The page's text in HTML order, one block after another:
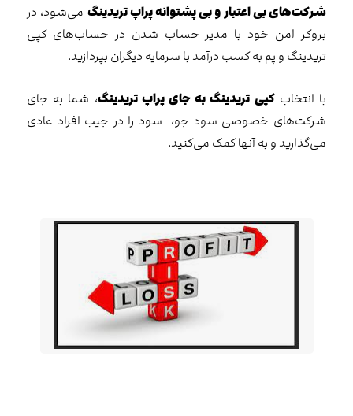
شرکت‌های بی اعتبار و بی پشتوانه پراپ تریدینگ می‌شود، در
بروکر امن خود با مدیر حساب شدن در حساب‌های کپی
تریدینگ و پم به کسب درآمد با سرمایه دیگران بپردازید.
با انتخابکپی تریدینگ به جای پراپ تریدینگ، شما به جای
شرکت‌های خصوصی سود جو، سود را در جیب افراد عادی
می‌گذارید و به آنها کمک می‌کنید.